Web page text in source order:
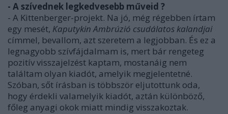
- A szívednek legkedvesebb műveid ?
- A Kittenberger-projekt. Na jó, még régebben írtam
egy mesét, Kaputykin Ambrúzió csudálatos kalandjai
címmel, bevallom, azt szeretem a legjobban. És ez a
legnagyobb szívfájdalmam is, mert bár rengeteg
pozitív visszajelzést kaptam, mostanáig nem
találtam olyan kiadót, amelyik megjelentetné.
Szóban, sőt írásban is többször eljutottunk oda,
hogy érdekli valamelyik kiadót, aztán különböző,
főleg anyagi okok miatt mindig visszakoztak.